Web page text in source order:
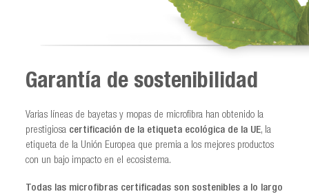
Garantía de sostenibilidad
Varias líneas de bayetas y mopas de microfibra han obtenido la
prestigiosa certificación de la etiqueta ecológica de la UE, la
etiqueta de la Unión Europea que premia a los mejores productos
con un bajo impacto en el ecosistema.
Todas las microfibras certificadas son sostenibles a lo largo